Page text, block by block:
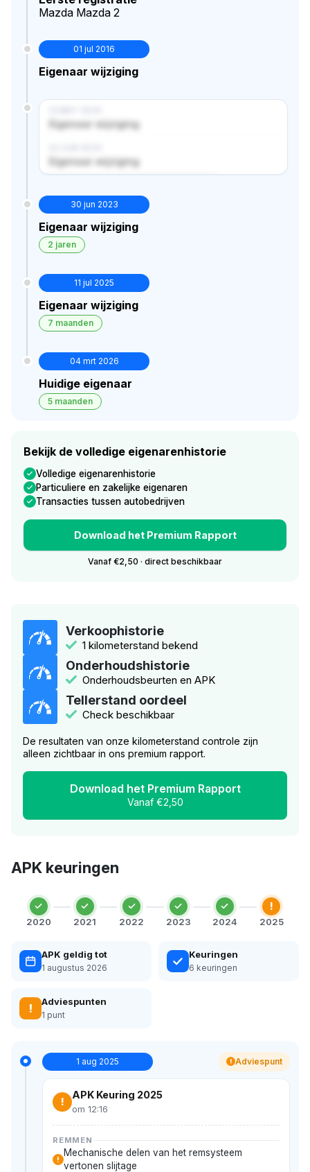
Mazda Mazda 2
01 jul 2016
Eigenaar wijziging
Eigenaar wijziging
Eigenaar wijziging
30 jun 2023
Eigenaar wijziging
2 jaren
11 jul 2025
Eigenaar wijziging
7 maanden
04 mrt 2026
Huidige eigenaar
5 maanden
Bekijk de volledige eigenarenhistorie
Volledige eigenarenhistorie
Particuliere en zakelijke eigenaren
Transacties tussen autobedrijven
Download het Premium Rapport
Vanaf €2,50 · direct beschikbaar
Verkoophistorie
1 kilometerstand bekend
Onderhoudshistorie
Onderhoudsbeurten en APK
Tellerstand oordeel
Check beschikbaar
De resultaten van onze kilometerstand controle zijn
alleen zichtbaar in ons premium rapport.
Download het Premium Rapport
Vanaf €2,50
APK keuringen
2020 2021 2022 2023 2024
!
2025
APK geldig tot
1 augustus 2026
Keuringen
6 keuringen
! Adviespunten
1 punt
1 aug 2025 ! Adviespunt
!
APK Keuring 2025
om 12:16
REMMEN
!
Mechanische delen van het remsysteem
vertonen slijtage